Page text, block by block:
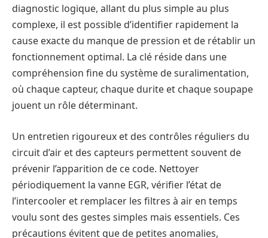
diagnostic logique, allant du plus simple au plus
complexe, il est possible d’identifier rapidement la
cause exacte du manque de pression et de rétablir un
fonctionnement optimal. La clé réside dans une
compréhension fine du système de suralimentation,
où chaque capteur, chaque durite et chaque soupape
jouent un rôle déterminant.
Un entretien rigoureux et des contrôles réguliers du
circuit d’air et des capteurs permettent souvent de
prévenir l’apparition de ce code. Nettoyer
périodiquement la vanne EGR, vérifier l’état de
l’intercooler et remplacer les filtres à air en temps
voulu sont des gestes simples mais essentiels. Ces
précautions évitent que de petites anomalies,